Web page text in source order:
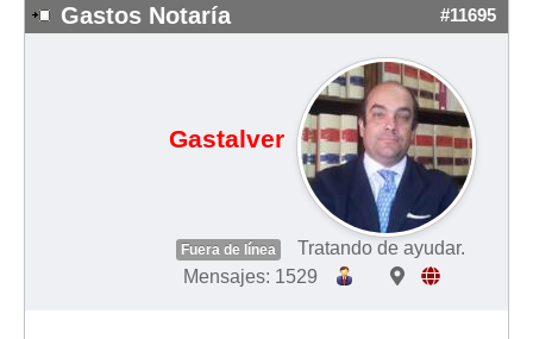
Gastos Notaría #11695
Gastalver
Fuera de línea
Tratando de ayudar.
Mensajes: 1529